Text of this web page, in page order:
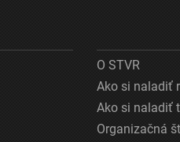
O STVR
Ako si naladiť
Ako si naladiť
Organizačná